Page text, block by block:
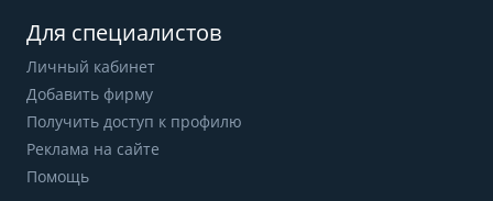
Для специалистов
Личный кабинет
Добавить фирму
Получить доступ к профилю
Реклама на сайте
Помощь